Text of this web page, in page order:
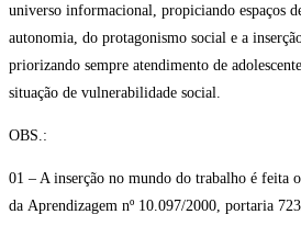
universo informacional, propiciando espaços
autonomia, do protagonismo social e a
priorizando sempre atendimento de
situação de vulnerabilidade social.
OBS.:
01 – A inserção no mundo do trabalho é feita
da Aprendizagem nº 10.097/2000, portaria